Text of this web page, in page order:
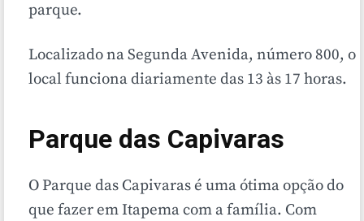
parque.
Localizado na Segunda Avenida, número 800, o
local funciona diariamente das 13 às 17 horas.
Parque das Capivaras
O Parque das Capivaras é uma ótima opção do
que fazer em Itapema com a família. Com